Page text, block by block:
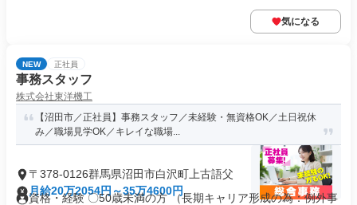
気になる
NEW 正社員
事務スタッフ
株式会社東洋機工
【沼田市／正社員】事務スタッフ／未経験・無資格OK／土日祝休
み／職場見学OK／キレイな職場...
〒378-0126群馬県沼田市白沢町上古語父
月給20万2054円～35万4600円
資格・経験 〇50歳未満の方 （長期キャリア形成の為：例外事